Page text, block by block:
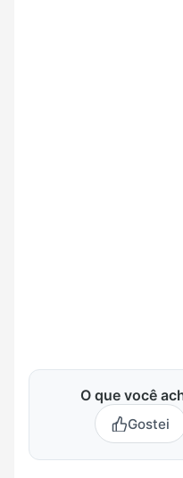
O que você
Gostei